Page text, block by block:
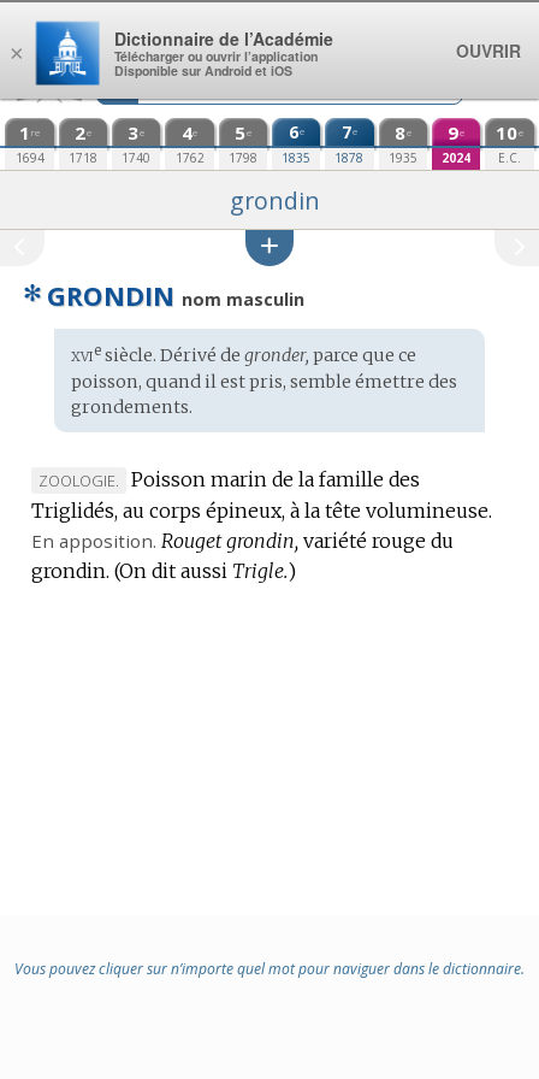
Aller au contenu
1 re
1694
2e
1718
3e
1740
4e
1762
5e
1798
6e
1835
7e
1878
8e
1935
9e
2024
10e
E.C.
grondin
✻ GRONDIN nom masculin
Étymologie
:
xviesiècle. Dérivé de gronder, parce que ce
poisson, quand il est pris, semble émettre des
grondements.
MARQUE
DE
DOMAINE
:
ZOOLOGIE.
Poisson marin de la famille des
Triglidés, au corps épineux, à la tête volumineuse.
En apposition. Rouget grondin, variété rouge du
grondin. (On dit aussi Trigle.)
Vous pouvez cliquer sur n’importe quel mot pour naviguer dans le dictionnaire.
×
Dictionnaire de l’Académie
Télécharger ou ouvrir l’application
Disponible sur Android et iOS
OUVRIR